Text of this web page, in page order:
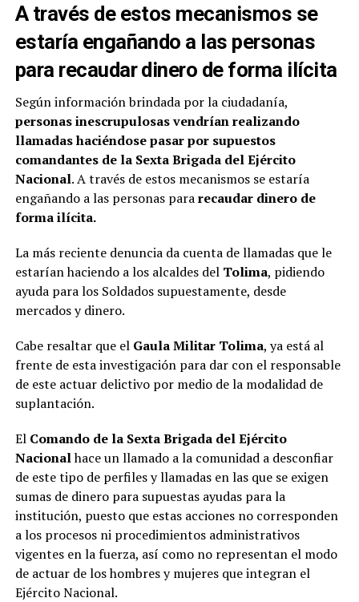
A través de estos mecanismos se
estaría engañando a las personas
para recaudar dinero de forma ilícita
Según información brindada por la ciudadanía,
personas inescrupulosas vendrían realizando
llamadas haciéndose pasar por supuestos
comandantes de la Sexta Brigada del Ejército
Nacional. A través de estos mecanismos se estaría
engañando a las personas pararecaudar dinero de
forma ilícita.
La más reciente denuncia da cuenta de llamadas que le
estarían haciendo a los alcaldes del Tolima, pidiendo
ayuda para los Soldados supuestamente, desde
mercados y dinero.
Cabe resaltar que el Gaula Militar Tolima, ya está al
frente de esta investigación para dar con el responsable
de este actuar delictivo por medio de la modalidad de
suplantación.
El Comando de la Sexta Brigada del Ejército
Nacionalhace un llamado a la comunidad a desconfiar
de este tipo de perfiles y llamadas en las que se exigen
sumas de dinero para supuestas ayudas para la
institución, puesto que estas acciones no corresponden
a los procesos ni procedimientos administrativos
vigentes en la fuerza, así como no representan el modo
de actuar de los hombres y mujeres que integran el
Ejército Nacional.